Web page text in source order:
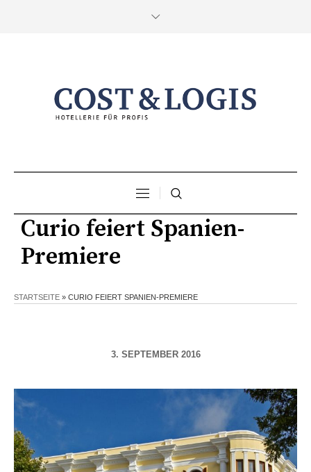
Curio feiert Spanien-
Premiere
STARTSEITE » CURIO FEIERT SPANIEN-PREMIERE
3. SEPTEMBER 2016